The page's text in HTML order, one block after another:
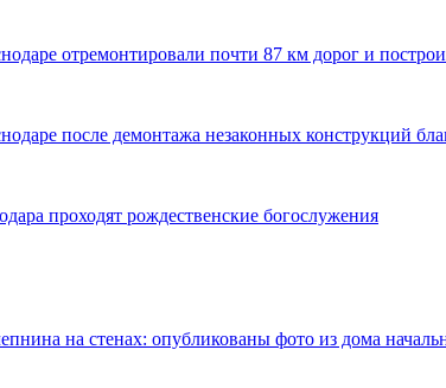
отремонтировали почти 87 км дорог и
после демонтажа незаконных конструкций
проходят рождественские богослужения
на стенах: опубликованы фото из дома